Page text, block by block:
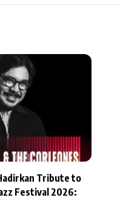
Tribute to
Festival 2026: